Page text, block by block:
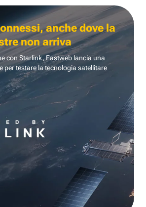
anche dove la
non arriva
con Starlink, Fastweb lancia una
per testare la tecnologia satellitare